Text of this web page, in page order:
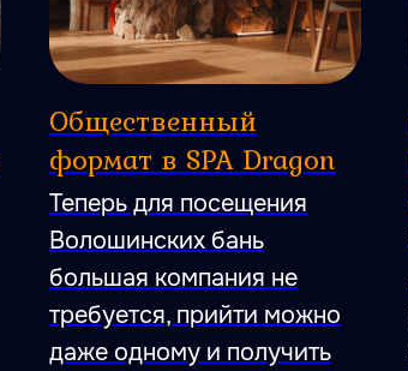
Общественный
формат в SPA Dragon
Теперь для посещения
Волошинских бань
большая компания не
требуется, прийти можно
даже одному и получить